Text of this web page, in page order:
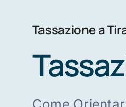
Tassazione a